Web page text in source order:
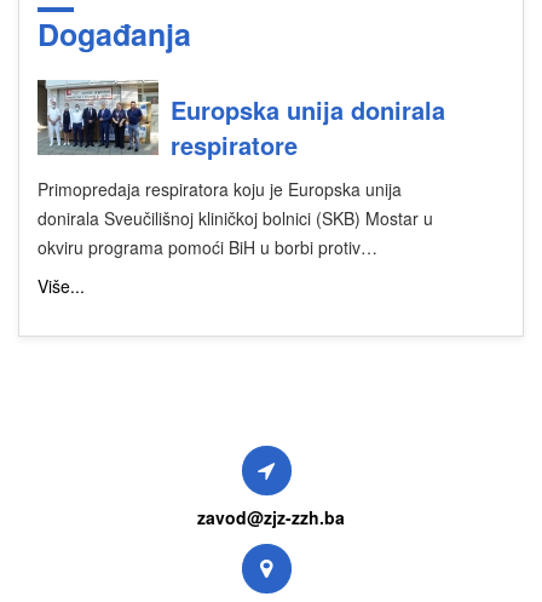
Događanja
Europska unija donirala
respiratore
Primopredaja respiratora koju je Europska unija
donirala Sveučilišnoj kliničkoj bolnici (SKB) Mostar u
okviru programa pomoći BiH u borbi protiv…
Više...
zavod@zjz-zzh.ba